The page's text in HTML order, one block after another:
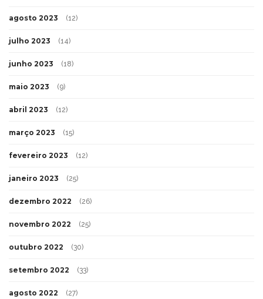
agosto 2023 (12)
julho 2023 (14)
junho 2023 (18)
maio 2023 (9)
abril 2023 (12)
março 2023 (15)
fevereiro 2023 (12)
janeiro 2023 (25)
dezembro 2022 (26)
novembro 2022 (25)
outubro 2022 (30)
setembro 2022 (33)
agosto 2022 (27)